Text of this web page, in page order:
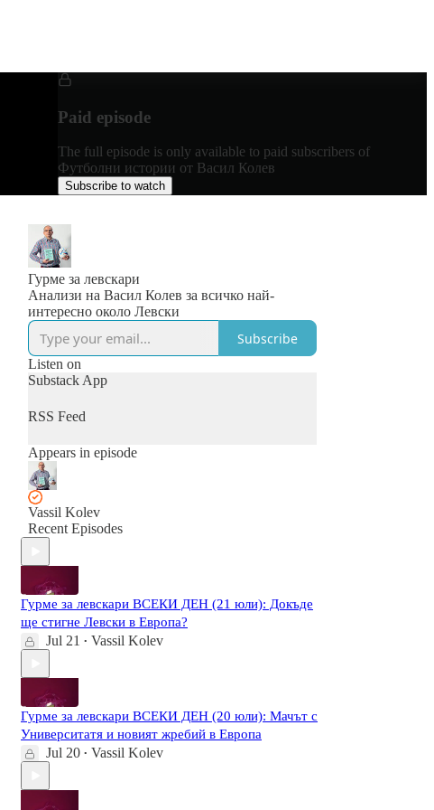
Paid episode
The full episode is only available to paid subscribers of
Футболни истории от Васил Колев
Subscribe to watch
Гурме за левскари
Анализи на Васил Колев за всичко най-
интересно около Левски
Subscribe
Listen on
Substack App
RSS Feed
Appears in episode
Vassil Kolev
Recent Episodes
Гурме за левскари ВСЕКИ ДЕН (21 юли): Докъде
ще стигне Левски в Европа?
Jul 21 • Vassil Kolev
Гурме за левскари ВСЕКИ ДЕН (20 юли): Мачът с
Университатя и новият жребий в Европа
Jul 20 • Vassil Kolev